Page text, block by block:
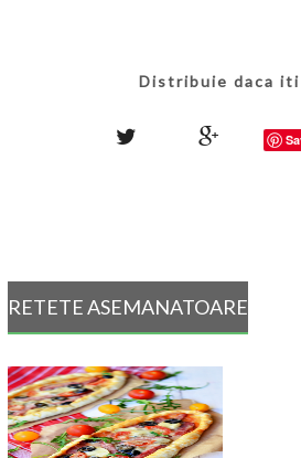
Distribuie daca iti
RETETE ASEMANATOARE